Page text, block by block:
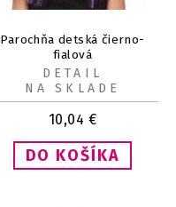
Parochňa detská čierno-
fialová
10,04 €
DETAIL
NA SKLADE